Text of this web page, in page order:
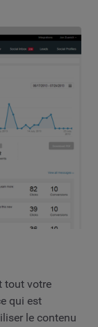
tout votre
qui est
le contenu